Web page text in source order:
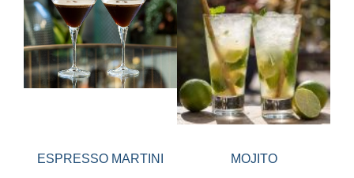
ESPRESSO MARTINI MOJITO